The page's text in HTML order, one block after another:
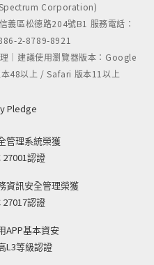
Corporation)
義區松德路204號B1 服務電話：
2-8789-8921
｜建議使用瀏覽器版本：Google
48以上 / Safari 版本11以上
Pledge
管理系統榮獲
27001認證
資訊安全管理榮獲
27017認證
APP基本資安
L3等級認證